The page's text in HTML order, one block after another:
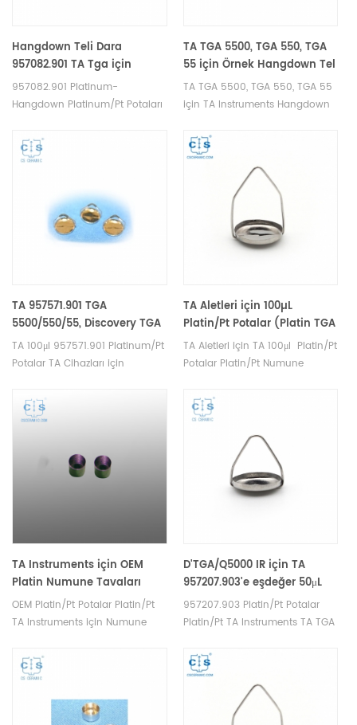
Hangdown Teli Dara
957082.901 TA Tga için
Q5000IR/Q5000SA/ Discovery
TGA için Örnek Tel; Q5000SA
957082.901 Platinum-
Hangdown Platinum/Pt Potaları
TA Tga için Numune Teli
Q5000IR/Q5000SA/ Discovery
. TA potaları ve DSC numune
kapları üreticisi. TA Instruments
iyi bir alternatif numune kapları.
TA TGA 5500, TGA 550, TGA
55 için Örnek Hangdown Tel
956327.901
TA TGA 5500, TGA 550, TGA 55
için TA Instruments Hangdown
numune tavaları üreticisi . TA
Instruments iyi bir alternatif
numune kapları.
TA 957571.901 TGA
5500/550/55, Discovery TGA
ve Q5000 IR için 100µL
Platinum - HT Numune
TA 100μl 957571.901 Platinum/Pt
Potalar TA Cihazları için
TA TGA 5500/550/55, Discovery
TGA ve Q5000 IRSample
numune kapları üreticisi . TA
Instruments iyi bir alternatif
TA Aletleri için 100µL
Platin/Pt Potalar (Platin TGA
Numune Tavası)
TA Aletleri için TA 100μl Platin/Pt
Potalar Platin/Pt Numune
numune kapları üreticisi . TA
Instruments tga analizörü iyi bir
alternatif numune kapları.
TA Instruments için OEM
Platin Numune Tavaları
D5mm*H5mm
OEM Platin/Pt Potalar Platin/Pt
TA Instruments için Numune
numune tavaları üreticisi. TA
Instruments iyi bir alternatif
D'TGA/Q5000 IR için TA
957207.903'e eşdeğer 50μL
Platin Numune Tavaları
957207.903 Platin/Pt Potalar
Platin/Pt TA Instruments TA TGA
Numune Tavaları. TA potaları ve
DSC numune tavaları üreticisi.
TA Instruments iyi bir alternatif
numune kapları.